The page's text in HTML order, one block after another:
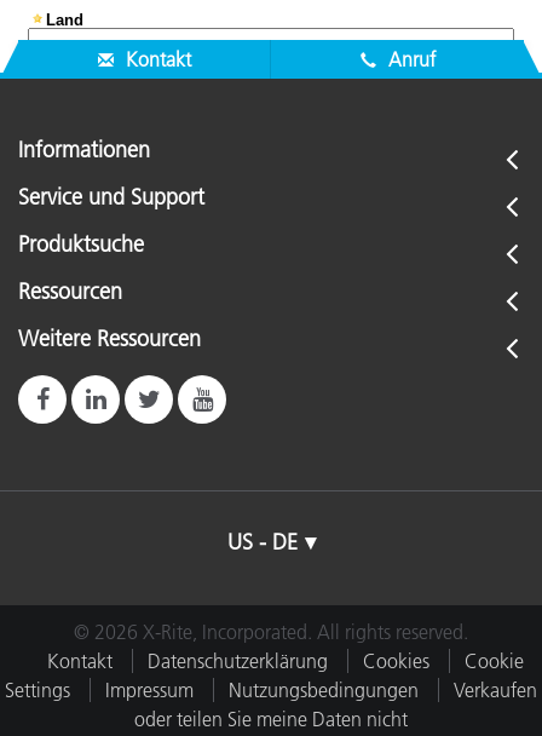
Kontakt Anruf
Informationen
Service und Support
Produktsuche
Ressourcen
Weitere Ressourcen
US - DE
© 2026 X-Rite, Incorporated. All rights reserved.
Kontakt
Datenschutzerklärung Cookies
Cookie
Settings
Impressum Nutzungsbedingungen
Verkaufen
oder teilen Sie meine Daten nicht